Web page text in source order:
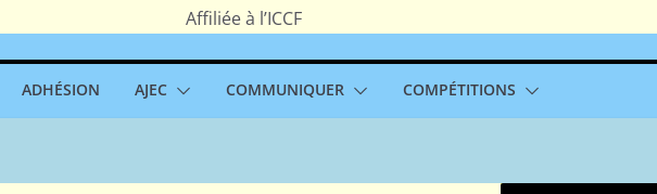
Affiliée à l’ICCF
ADHÉSION AJEC COMMUNIQUER COMPÉTITIONS